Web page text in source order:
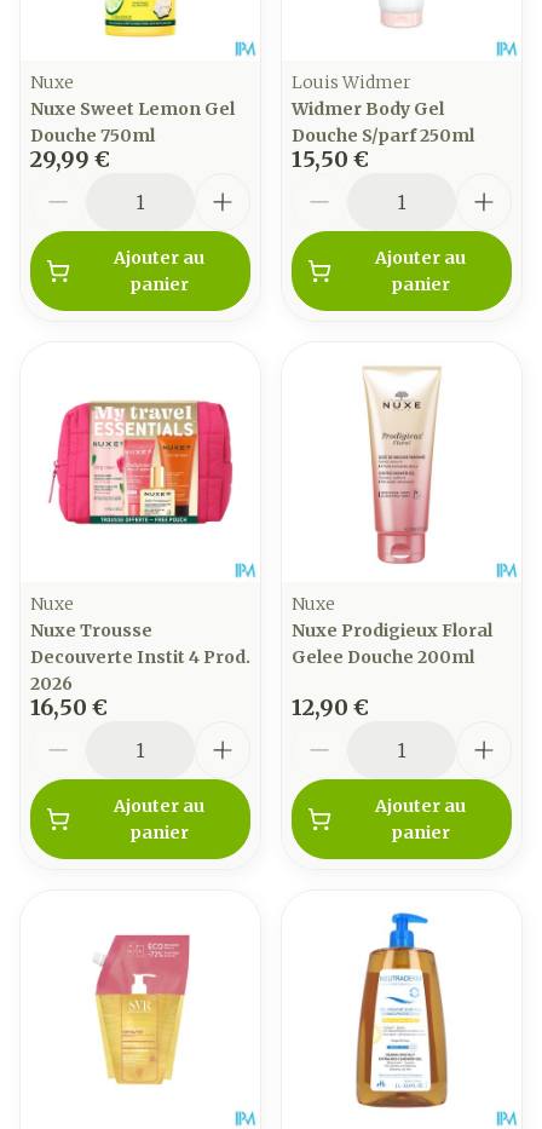
Nuxe
Nuxe Sweet Lemon Gel
Douche 750ml
29,99 €
Ajouter au
panier
Louis Widmer
Widmer Body Gel
Douche S/parf 250ml
15,50 €
Ajouter au
panier
Nuxe
Nuxe Trousse
Decouverte Instit 4 Prod.
2026
16,50 €
Ajouter au
panier
Nuxe
Nuxe Prodigieux Floral
Gelee Douche 200ml
12,90 €
Ajouter au
panier